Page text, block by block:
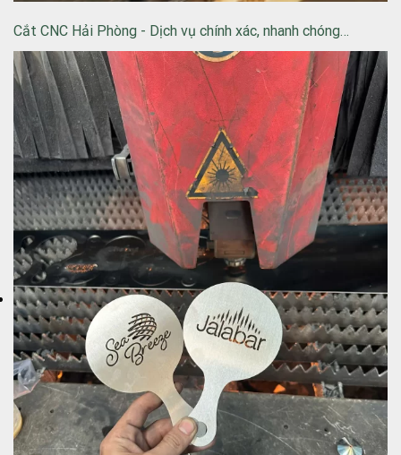
Cắt CNC Hải Phòng - Dịch vụ chính xác, nhanh chóng…